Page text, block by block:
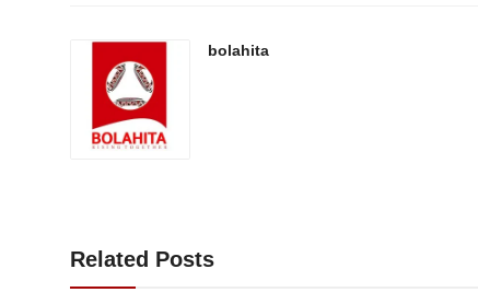
bolahita
Related Posts